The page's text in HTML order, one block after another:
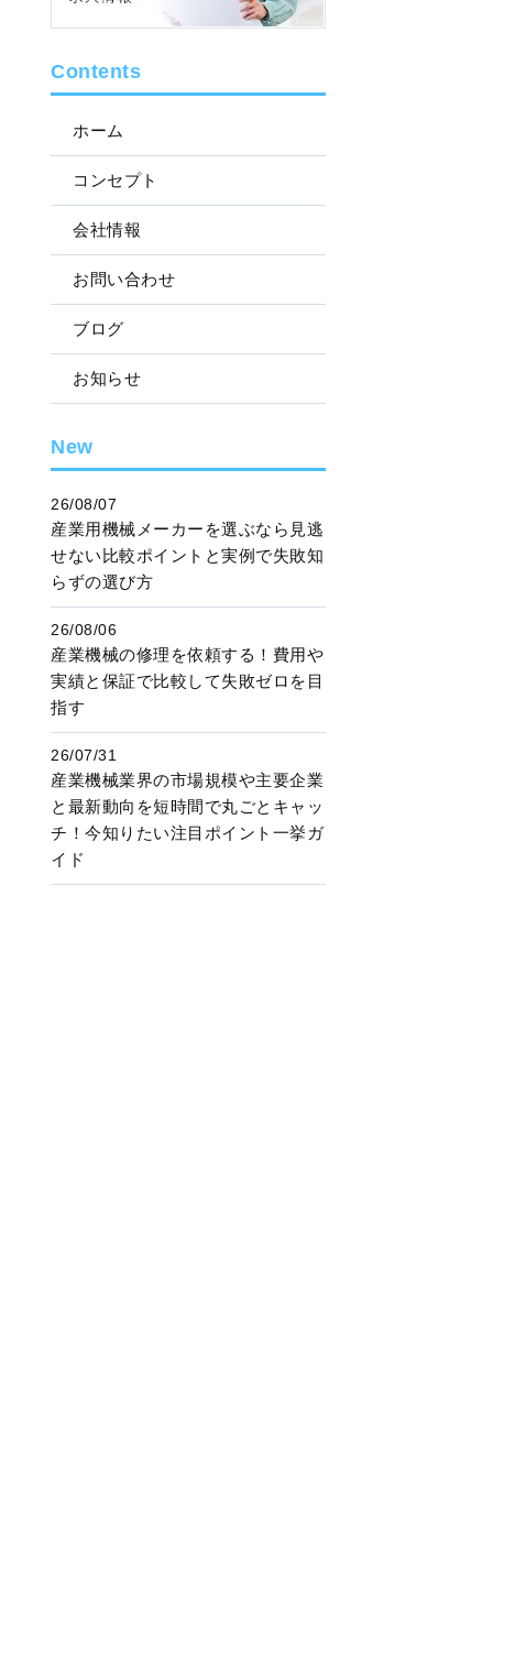
Contents
ホーム
コンセプト
会社情報
お問い合わせ
ブログ
お知らせ
New
26/08/07
産業用機械メーカーを選ぶなら見逃
せない比較ポイントと実例で失敗知
らずの選び方
26/08/06
産業機械の修理を依頼する！費用や
実績と保証で比較して失敗ゼロを目
指す
26/07/31
産業機械業界の市場規模や主要企業
と最新動向を短時間で丸ごとキャッ
チ！今知りたい注目ポイント一挙ガ
イド